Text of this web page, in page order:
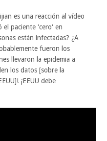
es una reacción al vídeo
el paciente 'cero' en
están infectadas? ¿A
fueron los
llevaron la epidemia a
los datos [sobre la
¡EEUU debe